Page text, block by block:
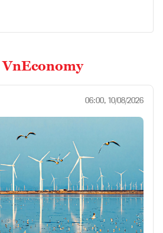
VnEconomy
06:00, 10/08/2026